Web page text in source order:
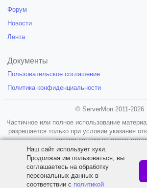
Форум
Новости
Лента
Документы
Пользовательское соглашение
Политика конфиденциальности
© ServerMon 2011-2026
Частичное или полное использование
разрешается только при условии указания
систем ссылки на адрес
18+
Наш сайт использует куки.
Продолжая им пользоваться, вы
соглашаетесь на обработку
персональных данных в
соответствии с политикой